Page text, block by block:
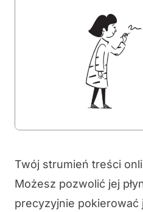
Twój strumień treści
Możesz pozwolić jej
precyzyjnie pokierować